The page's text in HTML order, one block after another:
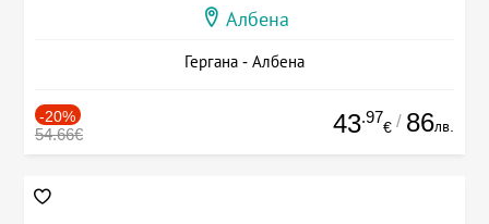
Албена
Гергана - Албена
-20%
54.66€ 43.97
€ / 86лв.